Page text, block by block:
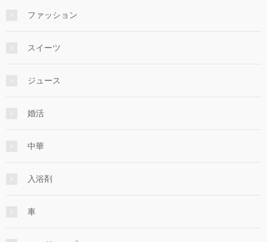
ファッション
スイーツ
ジュース
婚活
中華
入浴剤
車